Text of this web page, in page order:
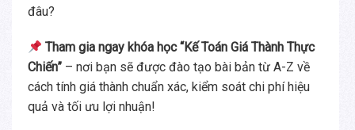
đâu?
Tham gia ngay khóa học “Kế Toán Giá Thành Thực
Chiến” – nơi bạn sẽ được đào tạo bài bản từ A-Z về
cách tính giá thành chuẩn xác, kiểm soát chi phí hiệu
quả và tối ưu lợi nhuận!